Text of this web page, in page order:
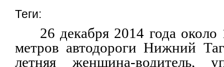
Теги:
26 декабря 2014 года около
метров автодороги Нижний
летняя женщина-водитель,